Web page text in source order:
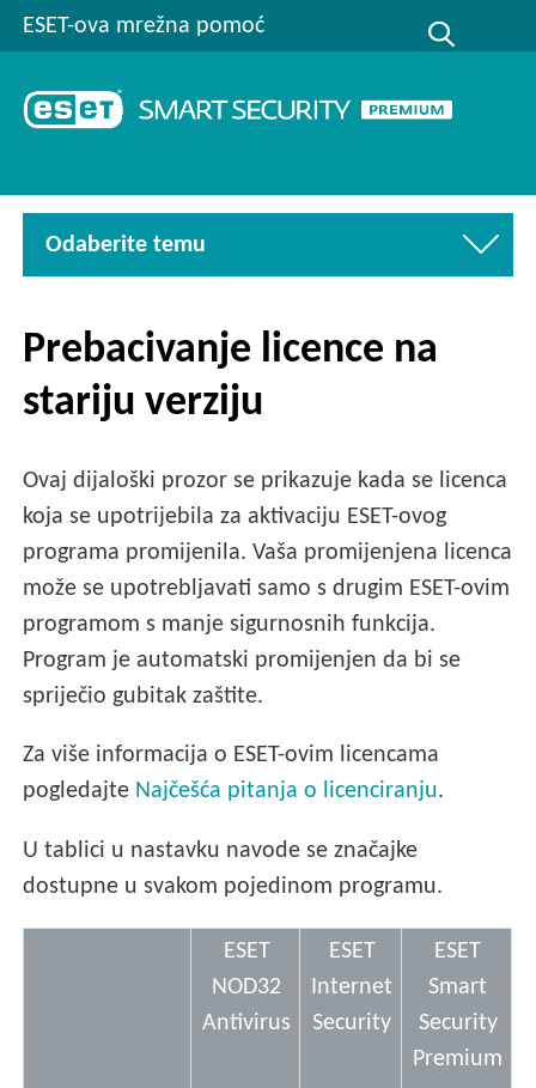
ESET-ova mrežna pomoć
Odaberite temu
Prebacivanje licence na
stariju verziju
Ovaj dijaloški prozor se prikazuje kada se licenca
koja se upotrijebila za aktivaciju ESET-ovog
programa promijenila. Vaša promijenjena licenca
može se upotrebljavati samo s drugim ESET-ovim
programom s manje sigurnosnih funkcija.
Program je automatski promijenjen da bi se
spriječio gubitak zaštite.
Za više informacija o ESET-ovim licencama
pogledajte Najčešća pitanja o licenciranju.
U tablici u nastavku navode se značajke
dostupne u svakom pojedinom programu.
ESET
NOD32
Antivirus
ESET
Internet
Security
ESET
Smart
Security
Premium